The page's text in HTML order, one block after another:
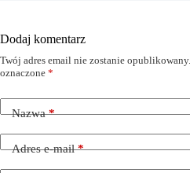
Dodaj komentarz
Twój adres email nie zostanie opublikowany.
oznaczone *
Nazwa*
Adres e-mail*